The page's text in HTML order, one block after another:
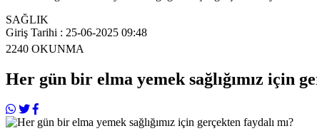
SAĞLIK
Giriş Tarihi : 25-06-2025 09:48
2240 OKUNMA
Her gün bir elma yemek sağlığımız için